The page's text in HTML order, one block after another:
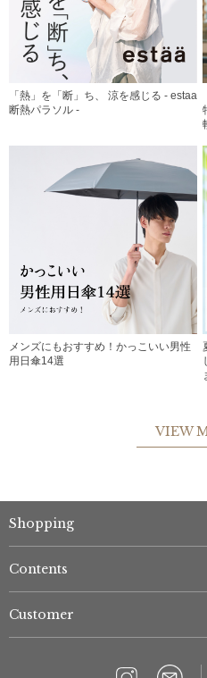
「熱」を「断」ち、 涼を感じる - estaa
断熱パラソル -
メンズにもおすすめ！かっこいい男性
用日傘14選
VIEW
Shopping
Contents
Customer